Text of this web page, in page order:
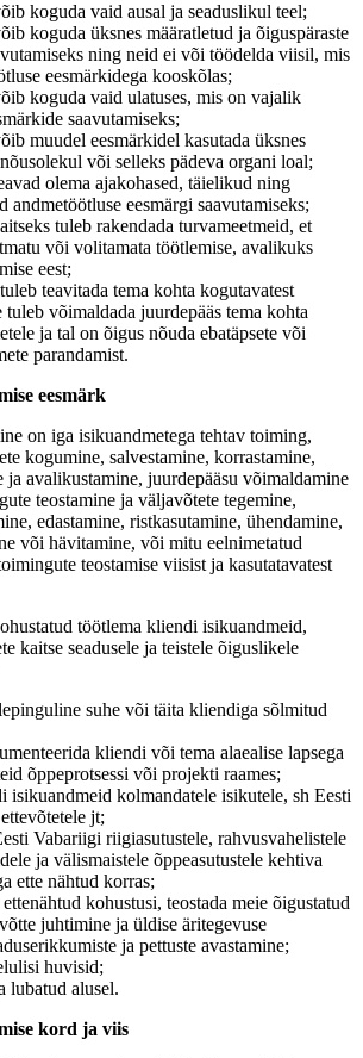
koguda vaid ausal ja seaduslikul teel;
koguda üksnes määratletud ja õiguspäraste
ning neid ei või töödelda viisil, mis
eesmärkidega kooskõlas;
koguda vaid ulatuses, mis on vajalik
saavutamiseks;
muudel eesmärkidel kasutada üksnes
või selleks pädeva organi loal;
olema ajakohased, täielikud ning
andmetöötluse eesmärgi saavutamiseks;
tuleb rakendada turvameetmeid, et
või volitamata töötlemise, avalikuks
eest;
teavitada tema kohta kogutavatest
tuleb võimaldada juurdepääs tema kohta
ja tal on õigus nõuda ebatäpsete või
parandamist.
eesmärk
on iga isikuandmetega tehtav toiming,
kogumine, salvestamine, korrastamine,
ja avalikustamine, juurdepääsu võimaldamine
teostamine ja väljavõtete tegemine,
edastamine, ristkasutamine, ühendamine,
või hävitamine, või mitu eelnimetatud
teostamise viisist ja kasutatavatest
töötlema kliendi isikuandmeid,
kaitse seadusele ja teistele õiguslikele
suhe või täita kliendiga sõlmitud
kliendi või tema alaealise lapsega
õppeprotsessi või projekti raames;
isikuandmeid kolmandatele isikutele, sh Eesti
jt;
Vabariigi riigiasutustele, rahvusvahelistele
ja välismaistele õppeasutustele kehtiva
ette nähtud korras;
ettenähtud kohustusi, teostada meie õigustatud
juhtimine ja üldise äritegevuse
ja pettuste avastamine;
huvisid;
lubatud alusel.
kord ja viis